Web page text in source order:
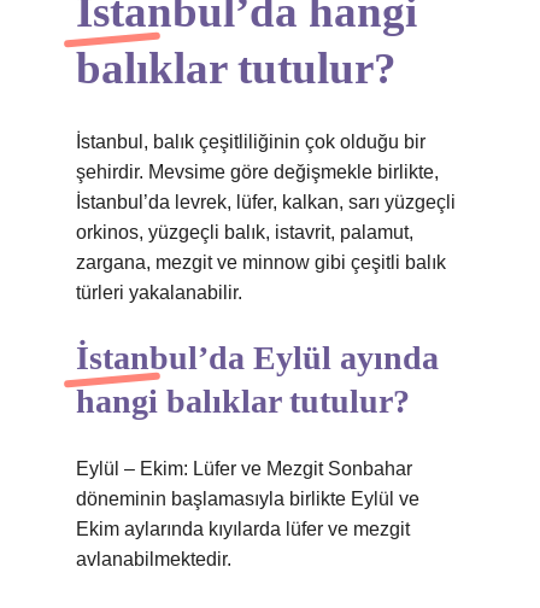
İstanbul’da hangi
balıklar tutulur?
İstanbul, balık çeşitliliğinin çok olduğu bir
şehirdir. Mevsime göre değişmekle birlikte,
İstanbul’da levrek, lüfer, kalkan, sarı yüzgeçli
orkinos, yüzgeçli balık, istavrit, palamut,
zargana, mezgit ve minnow gibi çeşitli balık
türleri yakalanabilir.
İstanbul’da Eylül ayında
hangi balıklar tutulur?
Eylül – Ekim: Lüfer ve Mezgit Sonbahar
döneminin başlamasıyla birlikte Eylül ve
Ekim aylarında kıyılarda lüfer ve mezgit
avlanabilmektedir.